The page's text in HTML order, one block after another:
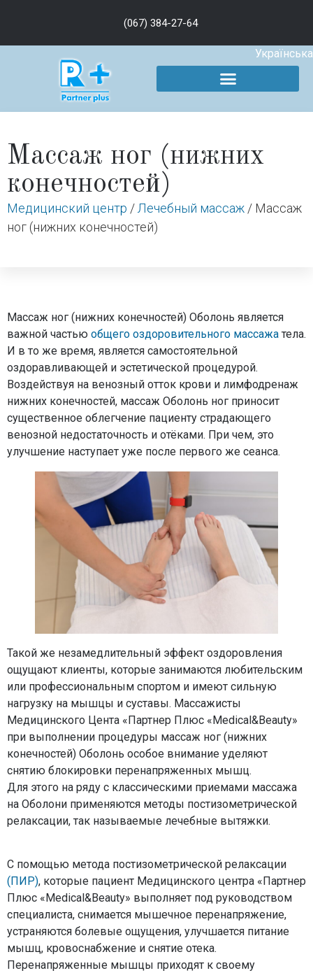
(067) 384-27-64
Українська
Массаж ног (нижних
конечностей)
Медицинский центр /Лечебный массаж / Массаж
ног (нижних конечностей)
Массаж ног (нижних конечностей) Оболонь является
важной частью общего оздоровительного массажа тела.
И в то же время, является самостоятельной
оздоравливающей и эстетической процедурой.
Воздействуя на венозный отток крови и лимфодренаж
нижних конечностей, массаж Оболонь ног приносит
существенное облегчение пациенту страдающего
венозной недостаточность и отёками. При чем, это
улучшение наступает уже после первого же сеанса.
Такой же незамедлительный эффект оздоровления
ощущают клиенты, которые занимаются любительским
или профессиональным спортом и имеют сильную
нагрузку на мышцы и суставы. Массажисты
Медицинского Цента «Партнер Плюс «Medical&Beauty»
при выполнении процедуры массаж ног (нижних
конечностей) Оболонь особое внимание уделяют
снятию блокировки перенапряженных мышц.
Для этого на ряду с классическими приемами массажа
на Оболони применяются методы постизометрической
релаксации, так называемые лечебные вытяжки.
С помощью метода постизометрической релаксации
(ПИР), которые пациент Медицинского центра «Партнер
Плюс «Medical&Beauty» выполняет под руководством
специалиста, снимается мышечное перенапряжение,
устраняются болевые ощущения, улучшается питание
мышц, кровоснабжение и снятие отека.
Перенапряженные мышцы приходят к своему